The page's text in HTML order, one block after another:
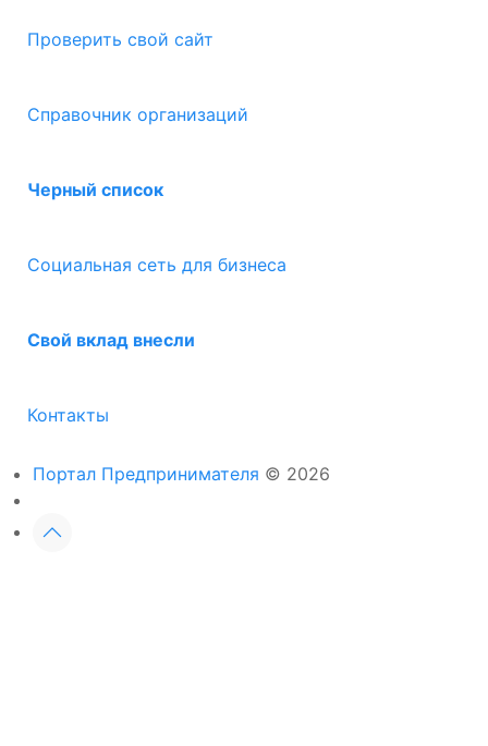
Проверить свой сайт
Справочник организаций
Черный список
Социальная сеть для бизнеса
Свой вклад внесли
Контакты
Портал Предпринимателя © 2026